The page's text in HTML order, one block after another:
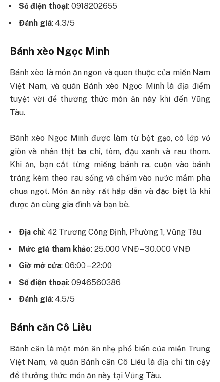
Số điện thoại: 0918202655
Đánh giá: 4.3/5
Bánh xèo Ngọc Minh
Bánh xèo là món ăn ngon và quen thuộc của miền Nam
Việt Nam, và quán Bánh xèo Ngọc Minh là địa điểm
tuyệt vời để thưởng thức món ăn này khi đến Vũng
Tàu.
Bánh xèo Ngọc Minh được làm từ bột gạo, có lớp vỏ
giòn và nhân thịt ba chỉ, tôm, đậu xanh và rau thơm.
Khi ăn, bạn cắt từng miếng bánh ra, cuộn vào bánh
tráng kèm theo rau sống và chấm vào nước mắm pha
chua ngọt. Món ăn này rất hấp dẫn và đặc biệt là khi
được ăn cùng gia đình và bạn bè.
Địa chỉ: 42 Trương Công Định, Phường 1, Vũng Tàu
Mức giá tham khảo: 25.000 VNĐ – 30.000 VNĐ
Giờ mở cửa: 06:00 – 22:00
Số điện thoại: 0946560386
Đánh giá: 4.5/5
Bánh căn Cô Liêu
Bánh căn là một món ăn nhẹ phổ biến của miền Trung
Việt Nam, và quán Bánh căn Cô Liêu là địa chỉ tin cậy
để thưởng thức món ăn này tại Vũng Tàu.